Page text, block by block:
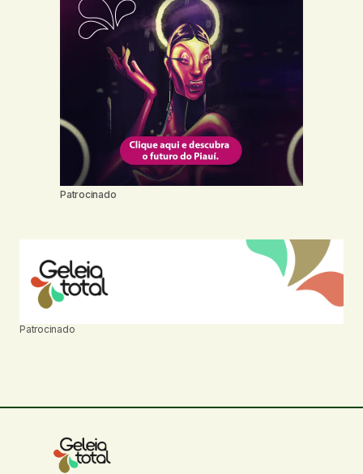
Patrocinado
Patrocinado